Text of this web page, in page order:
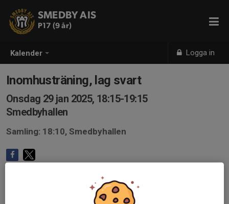
Kalender Logga in
SMEDBY AIS
P17 (9 år)
Inomhusträning, lag svart
Onsdag 29 jan 2025, 18:15-19:15
Smedbyhallen
Samling: 18:10, Smedbyhallen